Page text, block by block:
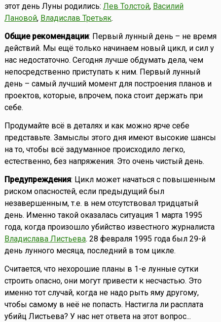
этот день Луны родились: Лев Толстой, Василий
Лановой, Владислав Третьяк.
Общие рекомендации: Первый лунный день – не время
действий. Мы ещё только начинаем новый цикл, и сил у
нас недостаточно. Сегодня лучше обдумать дела, чем
непосредственно приступать к ним. Первый лунный
день – самый лучший момент для построения планов и
проектов, которые, впрочем, пока стоит держать при
себе.
Продумайте всё в деталях и как можно ярче себе
представьте. Замыслы этого дня имеют высокие шансы
на то, чтобы всё задуманное происходило легко,
естественно, без напряжения. Это очень чистый день.
Предупреждения: Цикл может начаться с повышенным
риском опасностей, если предыдущий был
незавершенным, т.е. в нем отсутствовал тридцатый
день. Именно такой оказалась ситуация 1 марта 1995
года, когда произошло убийство известного журналиста
Владислава Листьева. 28 февраля 1995 года был 29-й
день лунного месяца, последний в том цикле.
Считается, что нехорошие планы в 1-е лунные сутки
строить опасно, они могут привести к несчастью. Это
именно тот случай, когда не надо рыть яму другому,
чтобы самому в неё не попасть. Настигла ли расплата
убийц Листьева? У нас нет ответа на этот вопрос...